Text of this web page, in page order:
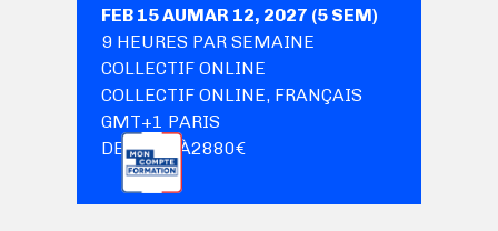
FEB 15AUMAR 12, 2027 (5 SEM)
9 HEURES PAR SEMAINE
COLLECTIF ONLINE
COLLECTIF ONLINE, FRANÇAIS
GMT+1 PARIS
DE1800 À2880€